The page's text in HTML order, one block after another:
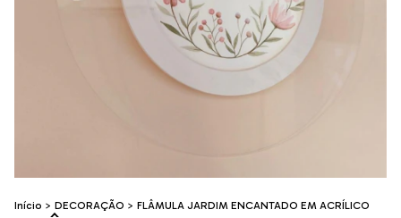
Início > DECORAÇÃO > FLÂMULA JARDIM ENCANTADO EM ACRÍLICO